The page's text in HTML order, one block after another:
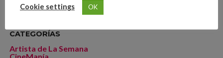
CATEGORÍAS
Artista de La Semana
Cookie settings OK